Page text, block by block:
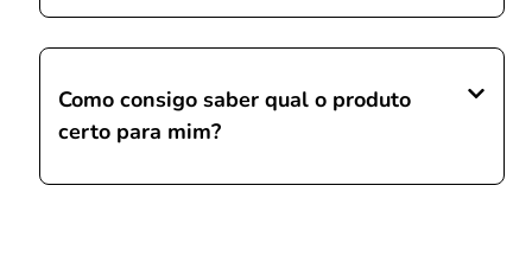
Como consigo saber qual o produto
certo para mim?